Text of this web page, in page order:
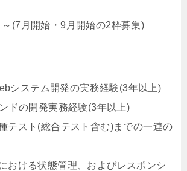
(7月開始・9月開始の2枠募集)
システム開発の実務経験(3年以上)
ドの開発実務経験(3年以上)
テスト(総合テスト含む)までの一連の
おける状態管理、およびレスポンシ